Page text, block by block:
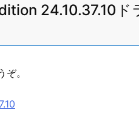
24.10.37.10ド
。